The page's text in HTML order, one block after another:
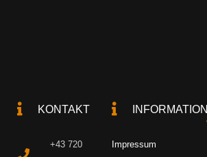
KONTAKT
+43 720
INFORMATION
Impressum